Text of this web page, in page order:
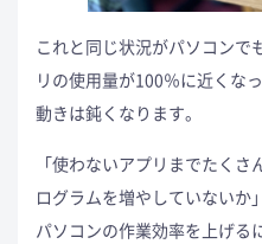
これと同じ状況がパソコンで
リの使用量が100％に近くな
動きは鈍くなります。
「使わないアプリまでたく
ログラムを増やしていないか
パソコンの作業効率を上げる